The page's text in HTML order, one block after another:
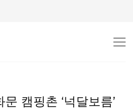
캠핑촌 ‘넉달보름’